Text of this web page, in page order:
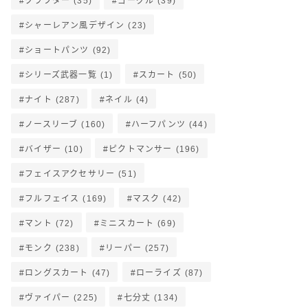
シャーレアン風デザイン (23)
ショートパンツ (92)
シリーズ武器一覧 (1) スカート (50)
ナイト (287) ネイル (4)
ノースリーブ (160) ハーフパンツ (44)
バイザー (10) ピクトマンサー (196)
フェイスアクセサリー (51)
フルフェイス (169) マスク (42)
マント (72) ミニスカート (69)
モンク (238) リーパー (257)
ロングスカート (47) ローライズ (87)
ヴァイパー (225) 七分丈 (134)